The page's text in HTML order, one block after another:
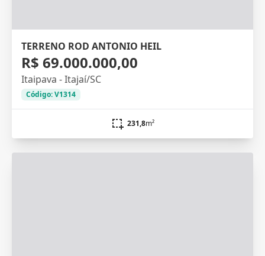
TERRENO ROD ANTONIO HEIL
R$ 69.000.000,00
Itaipava - Itajaí/SC
Código: V1314
231,8m²